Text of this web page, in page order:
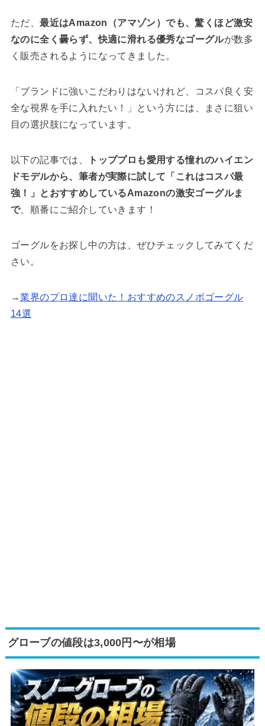
ただ、最近はAmazon（アマゾン）でも、驚くほど激安
なのに全く曇らず、快適に滑れる優秀なゴーグルが数多
く販売されるようになってきました。
「ブランドに強いこだわりはないけれど、コスパ良く安
全な視界を手に入れたい！」という方には、まさに狙い
目の選択肢になっています。
以下の記事では、
トッププロも愛用する憧れのハイエン
ドモデルから、筆者が実際に試して「これはコスパ最
強！」とおすすめしているAmazonの激安ゴーグルま
で、順番にご紹介していきます！
ゴーグルをお探し中の方は、ぜひチェックしてみてくだ
さい。
→業界のプロ達に聞いた！おすすめのスノボゴーグル
14選
グローブの値段は3,000円〜が相場